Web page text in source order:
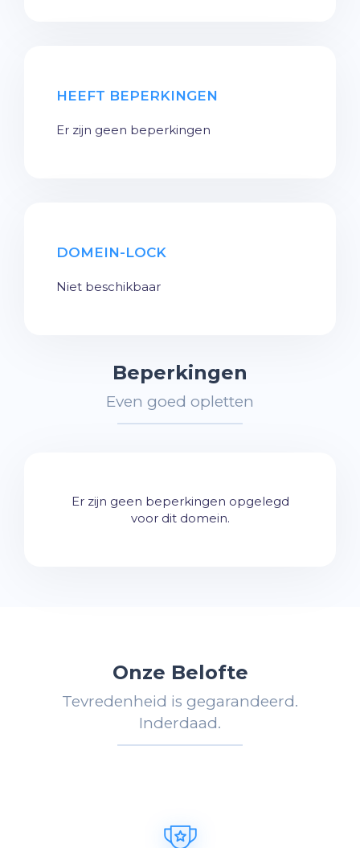
HEEFT BEPERKINGEN
Er zijn geen beperkingen
DOMEIN-LOCK
Niet beschikbaar
Beperkingen
Even goed opletten
Er zijn geen beperkingen opgelegd
voor dit domein.
Onze Belofte
Tevredenheid is gegarandeerd.
Inderdaad.